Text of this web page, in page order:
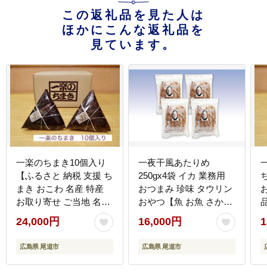
この返礼品を見た人は
ほかにこんな返礼品を
見ています。
一楽のちまき10個入り
【ふるさと 納税 支援 ち
まき おこわ 名産 特産
お取り寄せ ご当地 名産
品 特産品 支援品 尾道
市】
24,000円
広島県 尾道市
一夜干風あたりめ
250gx4袋 イカ 業務用
おつまみ 珍味 タウリン
おやつ【魚 お魚 さかな
食品 人気 おすすめ 尾道
市】
16,000円
広島県 尾道市